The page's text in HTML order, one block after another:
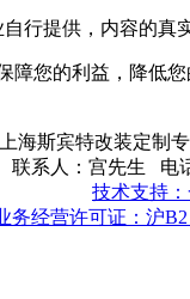
行提供，内容的
障您的利益，降低
上海斯宾特改装定
联系人：宫先生 电
技术支持
务经营许可证：沪